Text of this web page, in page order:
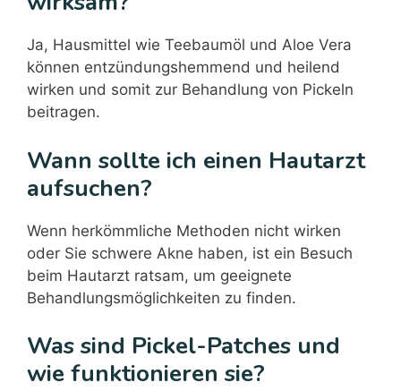
Ja, Hausmittel wie Teebaumöl und Aloe Vera
können entzündungshemmend und heilend
wirken und somit zur Behandlung von Pickeln
beitragen.
Wann sollte ich einen Hautarzt
aufsuchen?
Wenn herkömmliche Methoden nicht wirken
oder Sie schwere Akne haben, ist ein Besuch
beim Hautarzt ratsam, um geeignete
Behandlungsmöglichkeiten zu finden.
Was sind Pickel-Patches und
wie funktionieren sie?